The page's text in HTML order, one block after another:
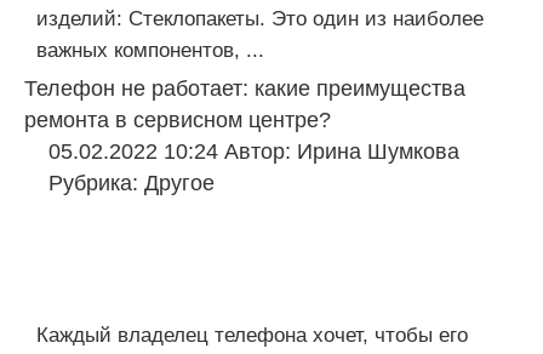
изделий: Стеклопакеты. Это один из наиболее
важных компонентов, ...
Телефон не работает: какие преимущества
ремонта в сервисном центре?
05.02.2022 10:24 Автор: Ирина Шумкова
Рубрика: Другое
Каждый владелец телефона хочет, чтобы его